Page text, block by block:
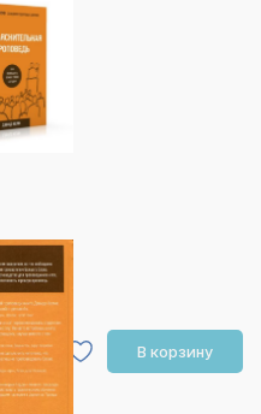
В корзину